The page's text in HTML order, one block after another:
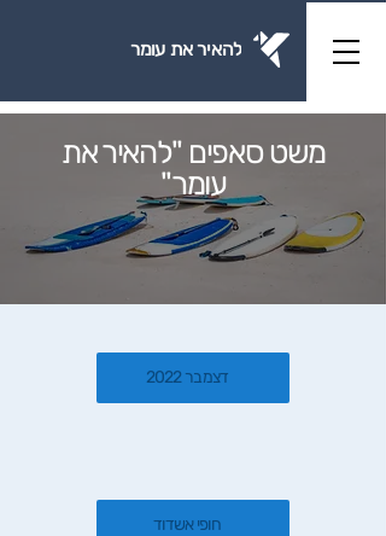
להאיר את עומר
משט סאפים "להאיר את
עומר"
דצמבר 2022
חופי אשדוד